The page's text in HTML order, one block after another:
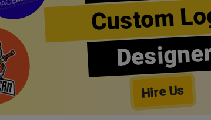
Custom
Hire Us